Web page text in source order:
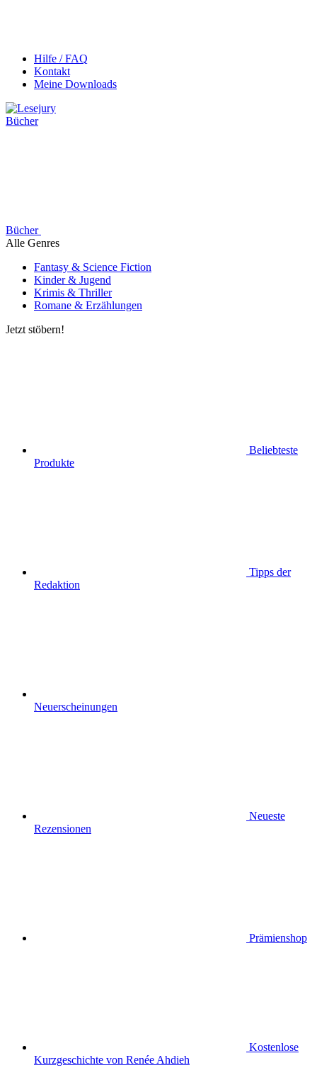
Hilfe / FAQ
Kontakt
Meine Downloads
Bücher
Bücher
Alle Genres
Fantasy & Science Fiction
Kinder & Jugend
Krimis & Thriller
Romane & Erzählungen
Jetzt stöbern!
Beliebteste
Produkte
Tipps der
Redaktion
Neuerscheinungen
Neueste
Rezensionen
Prämienshop
Kostenlose
Kurzgeschichte von Renée Ahdieh